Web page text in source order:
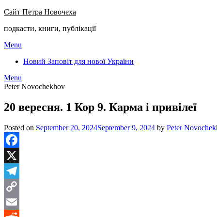
Сайт Петра Новочеха
подкасти, книги, публікації
Menu
Новий Заповіт для нової України
Menu
Peter Novochekhov
20 вересня. 1 Кор 9. Карма і привілеї
Posted on September 20, 2024September 9, 2024 by Peter
Facebook
X
Telegram
Copy